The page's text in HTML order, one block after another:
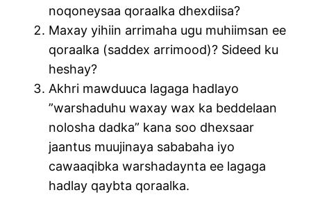
noqoneysaa qoraalka dhexdiisa?
Maxay yihiin arrimaha ugu muhiimsan ee
qoraalka (saddex arrimood)? Sideed ku
heshay?
Akhri mawduuca lagaga hadlayo
”warshaduhu waxay wax ka beddelaan
nolosha dadka” kana soo dhexsaar
jaantus muujinaya sababaha iyo
cawaaqibka warshadaynta ee lagaga
hadlay qaybta qoraalka.